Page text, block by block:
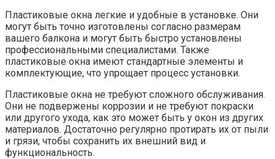
Пластиковые окна легкие и удобные в установке. Они
могут быть точно изготовлены согласно размерам
вашего балкона и могут быть быстро установлены
профессиональными специалистами.​ Также
пластиковые окна имеют стандартные элементы и
комплектующие, что упрощает процесс установки.​
Пластиковые окна не требуют сложного обслуживания.​
Они не подвержены коррозии и не требуют покраски
или другого ухода, как это может быть у окон из других
материалов.​ Достаточно регулярно протирать их от пыли
и грязи, чтобы сохранить их внешний вид и
функциональность.​